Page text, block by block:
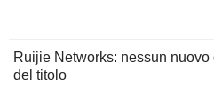
Ruijie Networks: nessun
del titolo